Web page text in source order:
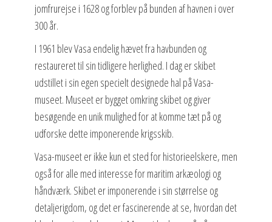
jomfrurejse i 1628 og forblev på bunden af havnen i over
300 år.
I 1961 blev Vasa endelig hævet fra havbunden og
restaureret til sin tidligere herlighed. I dag er skibet
udstillet i sin egen specielt designede hal på Vasa-
museet. Museet er bygget omkring skibet og giver
besøgende en unik mulighed for at komme tæt på og
udforske dette imponerende krigsskib.
Vasa-museet er ikke kun et sted for historieelskere, men
også for alle med interesse for maritim arkæologi og
håndværk. Skibet er imponerende i sin størrelse og
detaljerigdom, og det er fascinerende at se, hvordan det